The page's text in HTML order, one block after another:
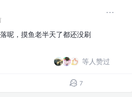
呢，摸鱼老半天了都还没刷
等人赞过
7